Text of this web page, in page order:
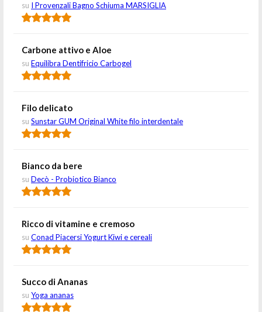
su I Provenzali Bagno Schiuma MARSIGLIA
Carbone attivo e Aloe
su Equilibra Dentifricio Carbogel
Filo delicato
su Sunstar GUM Original White filo interdentale
Bianco da bere
su Decò - Probiotico Bianco
Ricco di vitamine e cremoso
su Conad Piacersi Yogurt Kiwi e cereali
Succo di Ananas
su Yoga ananas